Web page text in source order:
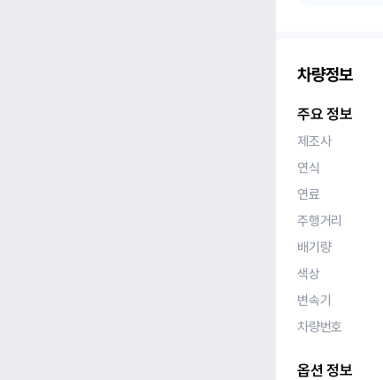
차량정보
주요 정보
제조사
연식
연료
주행거리
배기량
색상
변속기
차량번호
옵션 정보